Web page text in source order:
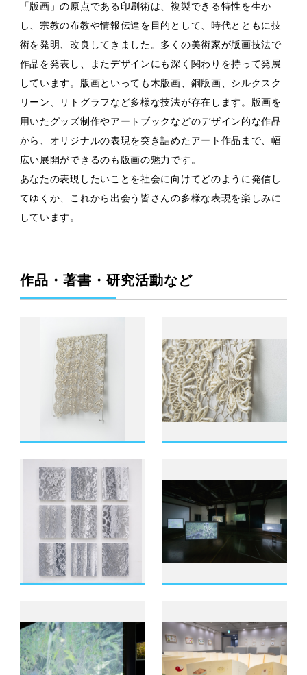
「版画」の原点である印刷術は、複製できる特性を生か
し、宗教の布教や情報伝達を目的として、時代とともに技
術を発明、改良してきました。多くの美術家が版画技法で
作品を発表し、またデザインにも深く関わりを持って発展
しています。版画といっても木版画、銅版画、シルクスク
リーン、リトグラフなど多様な技法が存在します。版画を
用いたグッズ制作やアートブックなどのデザイン的な作品
から、オリジナルの表現を突き詰めたアート作品まで、幅
広い展開ができるのも版画の魅力です。
あなたの表現したいことを社会に向けてどのように発信し
てゆくか、これから出会う皆さんの多様な表現を楽しみに
しています。
作品・著書・研究活動など